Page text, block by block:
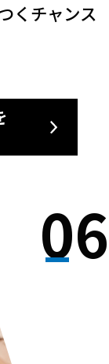
くチャンス
06